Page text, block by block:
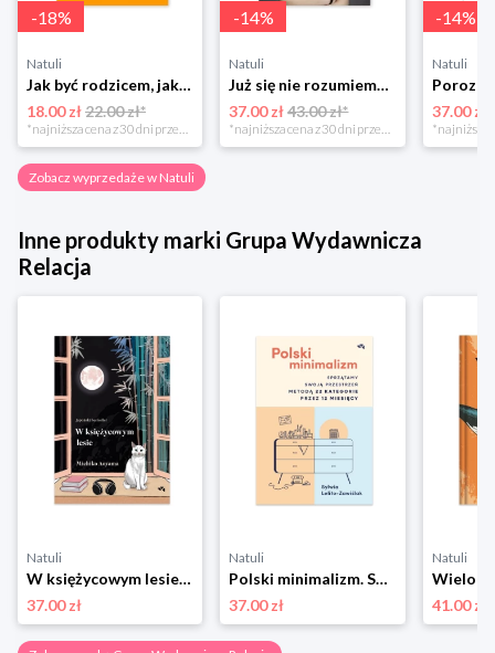
-18%
Natuli
Jak być rodzicem, jakim zawsze chciałeś być Media rodzina
18.00 zł22.00 zł*
*najniższa cena z 30 dni przed obniżką
-14%
Natuli
Już się nie rozumiemy! Jak przeżyć czas trzaskających drzwi Esprit
37.00 zł 43.00 zł*
*najniższa cena z 30 dni przed obniżką
-14%
Natuli
37.00 zł
Zobacz wyprzedaże w Natuli
Inne produkty marki Grupa Wydawnicza
Relacja
Natuli
W księżycowym lesie Grupa wydawnicza relacja
37.00 zł
Natuli
Polski minimalizm. Sprzątamy swoją przestrzeń metodą 22 kategorie przez 12 miesięcy Grupa wydawnicza relacja
37.00 zł
Natuli
41.00 zł